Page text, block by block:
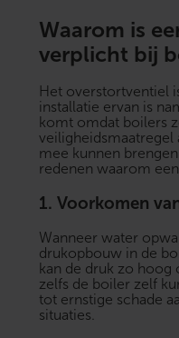
Waarom is
verplicht bij
Het overstortventiel
installatie ervan is
komt omdat boilers
veiligheidsmaatregel
mee kunnen
redenen waarom
1. Voorkomen
Wanneer water
drukopbouw in de
kan de druk zo
zelfs de boiler zelf
tot ernstige schade
situaties.